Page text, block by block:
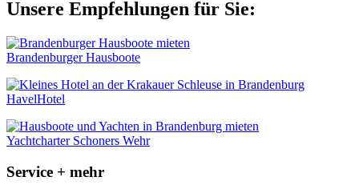
Unsere Empfehlungen für Sie:
Brandenburger Hausboote
HavelHotel
Yachtcharter Schoners Wehr
Service + mehr